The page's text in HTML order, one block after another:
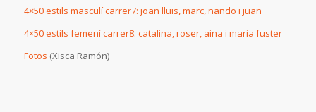
4×50 estils masculí carrer7: joan lluis, marc, nando i juan
4×50 estils femení carrer8: catalina, roser, aina i maria fuster
Fotos (Xisca Ramón)